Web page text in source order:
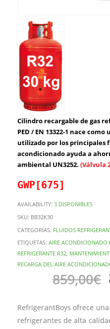
Cilindro recargable de gas
PED / EN 13322-1 nace
utilizado por los principales
acondicionado ayuda a
ambiental UN3252. (Válvula
GWP[675]
AVAILABILITY: 3 DISPONIBLES
SKU: BB32K30
CATEGORÍAS: FLUIDOS
ETIQUETAS: AIRE ACONDICIONADO
REFRIGERANTE R32,
RECARGA DEL AIRE
859,00€
RefrigerantBoys ofrece
refrigerantes de alta